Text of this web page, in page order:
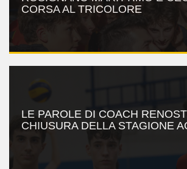
CORSA AL TRICOLORE
LE PAROLE DI COACH
CHIUSURA DELLA STAGIONE